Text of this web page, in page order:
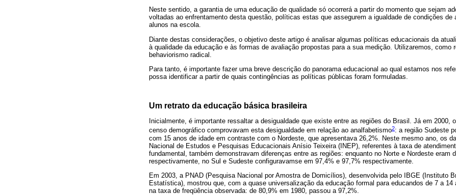
Neste sentido, a garantia de uma educação de qualidade só ocorrerá a partir do momento que sejam
voltadas ao enfrentamento desta questão, políticas estas que assegurem a igualdade de condições de
alunos na escola.
Diante destas considerações, o objetivo deste artigo é analisar algumas políticas educacionais da
à qualidade da educação e às formas de avaliação propostas para a sua medição. Utilizaremos, como
behaviorismo radical.
Para tanto, é importante fazer uma breve descrição do panorama educacional ao qual estamos nos
possa identificar a partir de quais contingências as políticas públicas foram formuladas.
Um retrato da educação básica brasileira
Inicialmente, é importante ressaltar a desigualdade que existe entre as regiões do Brasil. Já em 2000,
censo demográfico comprovavam esta desigualdade em relação ao analfabetismo2: a região Sudeste
com 15 anos de idade em contraste com o Nordeste, que apresentava 26,2%. Neste mesmo ano, os
Nacional de Estudos e Pesquisas Educacionais Anísio Teixeira (INEP), referentes à taxa de
fundamental, também demonstravam diferenças entre as regiões: enquanto no Norte e Nordeste eram
respectivamente, no Sul e Sudeste configuravamse em 97,4% e 97,7% respectivamente.
Em 2003, a PNAD (Pesquisa Nacional por Amostra de Domicílios), desenvolvida pelo IBGE (Instituto
Estatística), mostrou que, com a quase universalização da educação formal para educandos de 7 a 14
na taxa de freqüência observada: de 80,9% em 1980, passou a 97,2%.